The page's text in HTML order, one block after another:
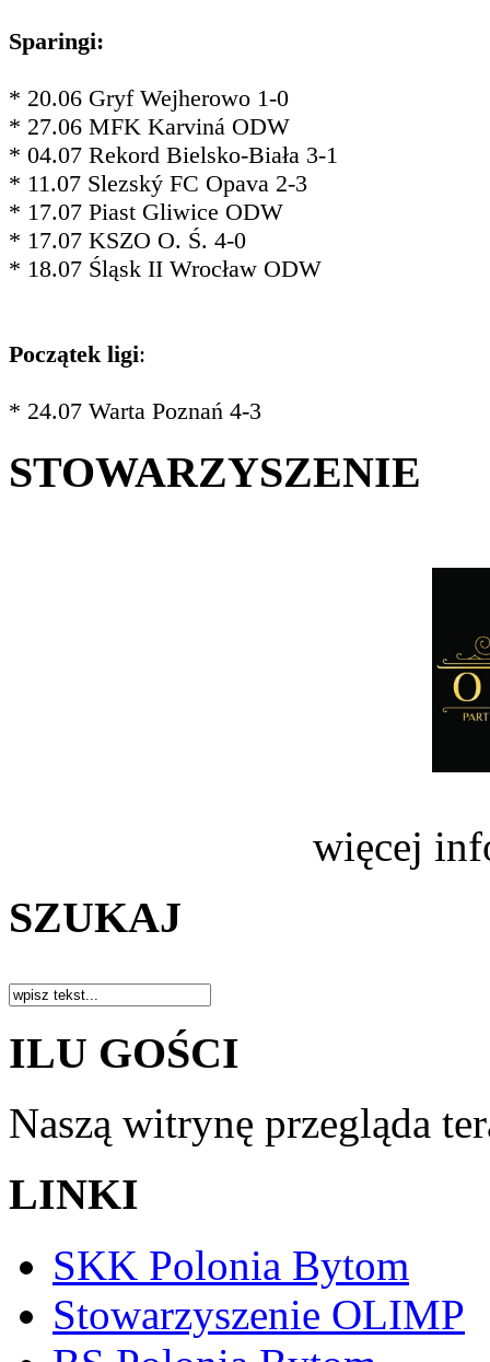
Sparingi:
* 20.06 Gryf Wejherowo 1-0
* 27.06 MFK Karviná ODW
* 04.07 Rekord Bielsko-Biała 3-1
* 11.07 Slezský FC Opava 2-3
* 17.07 Piast Gliwice ODW
* 17.07 KSZO O. Ś. 4-0
* 18.07 Śląsk II Wrocław ODW
Początek ligi:
* 24.07 Warta Poznań 4-3
STOWARZYSZENIE
więcej
SZUKAJ
ILU GOŚCI
Naszą witrynę przegląda
LINKI
SKK Polonia Bytom
Stowarzyszenie OLIMP